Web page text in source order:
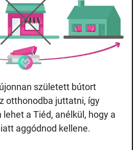
született bútort
otthonodba juttatni, így
a Tiéd, anélkül, hogy a
aggódnod kellene.